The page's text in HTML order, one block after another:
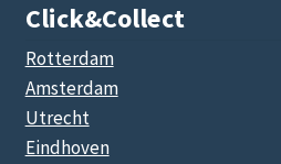
Click&collect
Rotterdam
Amsterdam
Utrecht
Eindhoven